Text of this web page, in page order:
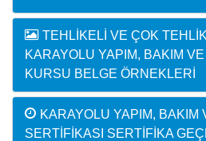
TEHLIKELI VE ÇOK
KARAYOLU YAPIM, BAKIM
KURSU BELGE ÖRNEKLERI
KARAYOLU YAPIM, BAKIM
SERTIFIKASI SERTIFIKA